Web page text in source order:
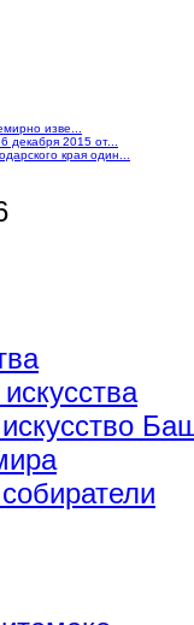
изве...
декабря 2015 от...
края один...